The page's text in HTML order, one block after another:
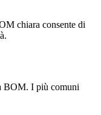
chiara consente di
BOM. I più comuni